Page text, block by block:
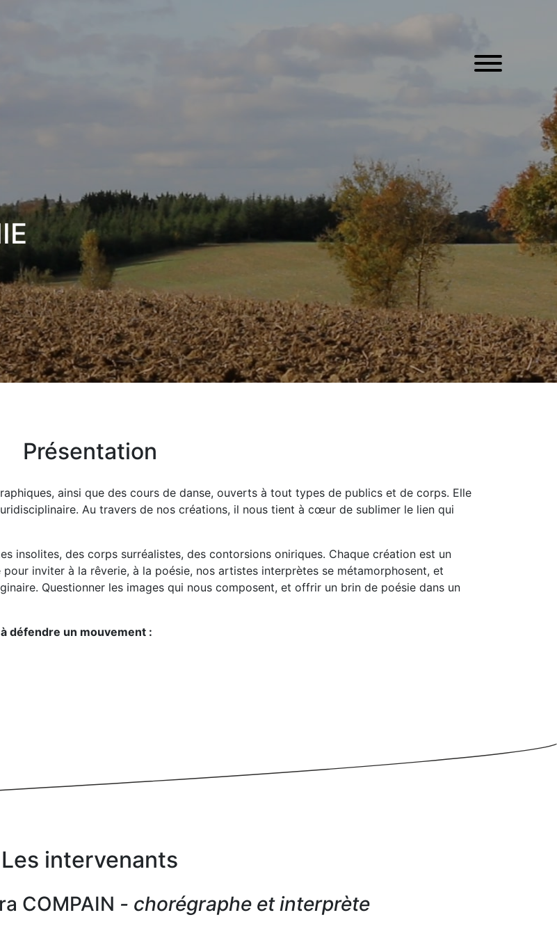
Présentation
ainsi que des cours de danse, ouverts à tout types de publics et de corps. Elle
Au travers de nos créations, il nous tient à cœur de sublimer le lien qui
insolites, des corps surréalistes, des contorsions oniriques. Chaque création est un
inviter à la rêverie, à la poésie, nos artistes interprètes se métamorphosent, et
Questionner les images qui nous composent, et offrir un brin de poésie dans un
défendre un mouvement :
Les intervenants
COMPAIN - chorégraphe et interprète